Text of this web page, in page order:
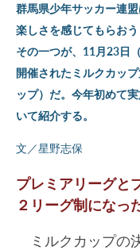
群馬県少年サッカー連
楽しさを感じてもらお
その一つが、11月23日
開催されたミルクカッ
ップ）だ。今年初めて
いて紹介する。
文／星野志保
プレミアリーグと
２リーグ制になっ
ミルクカップの